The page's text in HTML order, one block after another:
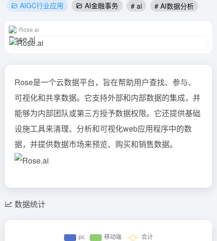
AIGC行业应用 AI金融事务 # ai # AI数据分析
Rose.ai
Rose是一个云数据平台，旨在帮助用户查找、参与、
可视化和共享数据。它支持外部和内部数据的集成，并
能够为内部团队或第三方授予数据权限。它还提供基础
设施工具来清理、分析和可视化web应用程序中的数
据，并提供数据市场来预览、购买和销售数据。
数据统计